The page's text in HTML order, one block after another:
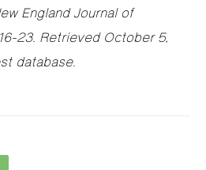
England Journal of
23. Retrieved October 5,
database.